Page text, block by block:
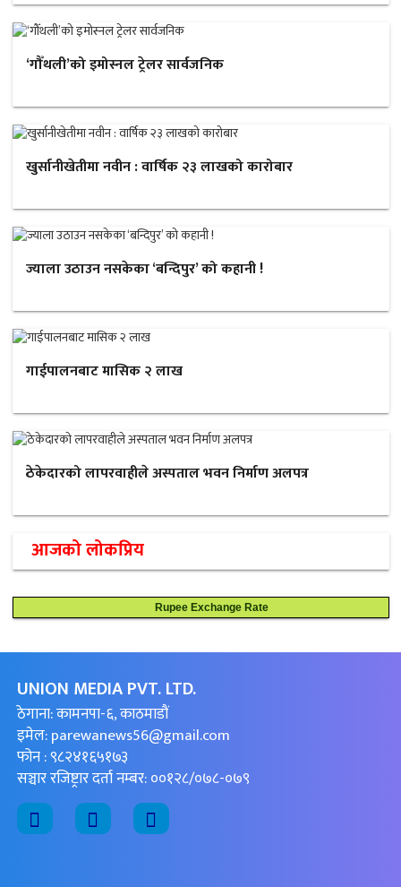
‘गौँथली’को इमोस्नल ट्रेलर सार्वजनिक
खुर्सानीखेतीमा नवीन : वार्षिक २३ लाखको कारोबार
ज्याला उठाउन नसकेका ‘बन्दिपुर’ को कहानी !
गाईपालनबाट मासिक २ लाख
ठेकेदारको लापरवाहीले अस्पताल भवन निर्माण अलपत्र
आजको लोकप्रिय
Rupee Exchange Rate
UNION MEDIA PVT. LTD.
ठेगाना: कामनपा-६, काठमाडौं
इमेल:parewanews56@gmail.com
फोन : ९८२४१६५१७३
सञ्चार रजिष्ट्रार दर्ता नम्बर: ००१२८/०७८-०७९